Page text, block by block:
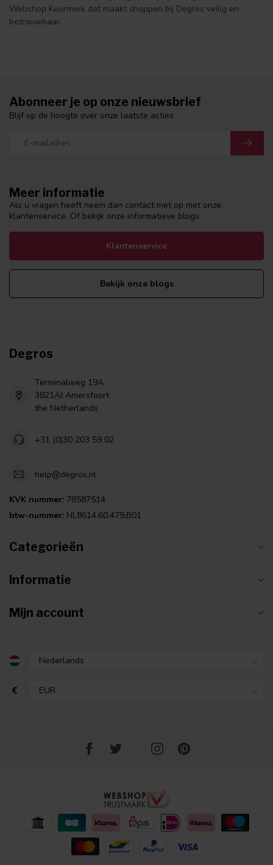
Webshop Keurmerk dat maakt shoppen bij Degros veilig en
betrouwbaar.
Meer informatie
Als u vragen heeft neem dan contact met op met onze
klantenservice. Of bekijk onze informatieve blogs.
Klantenservice
Bekijk onze blogs
Abonneer je op onze nieuwsbrief
Blijf op de hoogte over onze laatste acties
Degros
Terminalweg 19A
3821AJ Amersfoort
the Netherlands
+31 (0)30 203 59 02
help@degros.nl
KVK nummer: 78587514
btw-nummer: NL8614.60.479.B01
Categorieën
Informatie
Mijn account
€